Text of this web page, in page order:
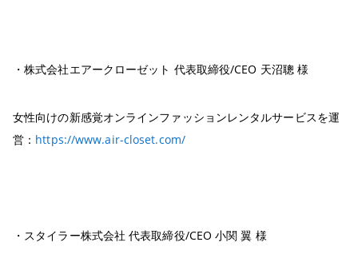
・株式会社エアークローゼット 代表取締役/CEO 天沼聰 様
女性向けの新感覚オンラインファッションレンタルサービスを運
営： https://www.air-closet.com/
・スタイラー株式会社 代表取締役/CEO 小関 翼 様